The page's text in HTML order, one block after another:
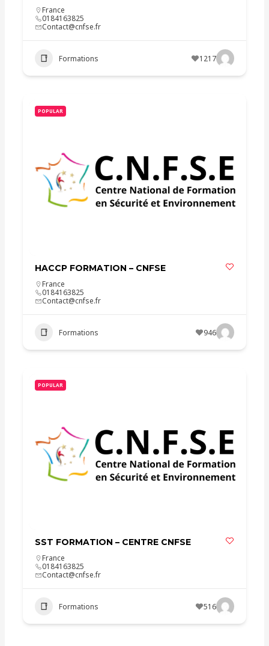
France
0184163825
Contact@cnfse.fr
Formations 1217
POPULAR
HACCP FORMATION – CNFSE
France
0184163825
Contact@cnfse.fr
Formations 946
POPULAR
SST FORMATION – CENTRE CNFSE
France
0184163825
Contact@cnfse.fr
Formations 516